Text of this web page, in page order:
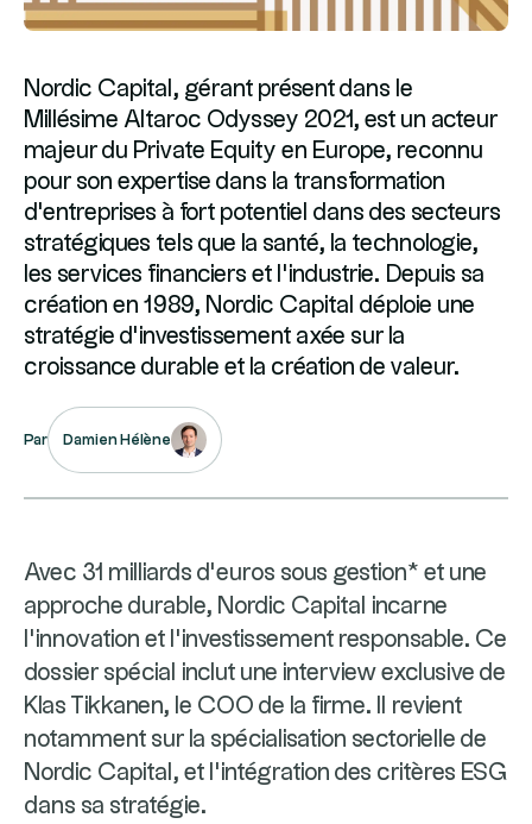
Nordic Capital, gérant présent dans le
Millésime Altaroc Odyssey 2021, est un acteur
majeur du Private Equity en Europe, reconnu
pour son expertise dans la transformation
d'entreprises à fort potentiel dans des secteurs
stratégiques tels que la santé, la technologie,
les services financiers et l'industrie. Depuis sa
création en 1989, Nordic Capital déploie une
stratégie d'investissement axée sur la
croissance durable et la création de valeur.
Par Damien Hélène
Avec 31 milliards d’euros sous gestion* et une
approche durable, Nordic Capital incarne
l’innovation et l'investissement responsable. Ce
dossier spécial inclut une interview exclusive de
Klas Tikkanen, le COO de la firme. Il revient
notamment sur la spécialisation sectorielle de
Nordic Capital, et l'intégration des critères ESG
dans sa stratégie.